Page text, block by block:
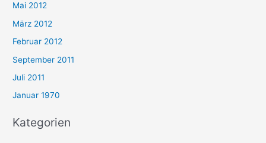
Mai 2012
März 2012
Februar 2012
September 2011
Juli 2011
Januar 1970
Kategorien